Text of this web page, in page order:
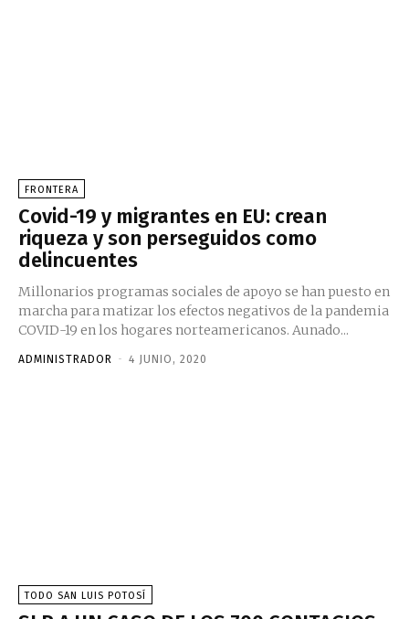
FRONTERA
Covid-19 y migrantes en EU: crean
riqueza y son perseguidos como
delincuentes
Millonarios programas sociales de apoyo se han puesto en
marcha para matizar los efectos negativos de la pandemia
COVID-19 en los hogares norteamericanos. Aunado...
ADMINISTRADOR - 4 JUNIO, 2020
TODO SAN LUIS POTOSÍ